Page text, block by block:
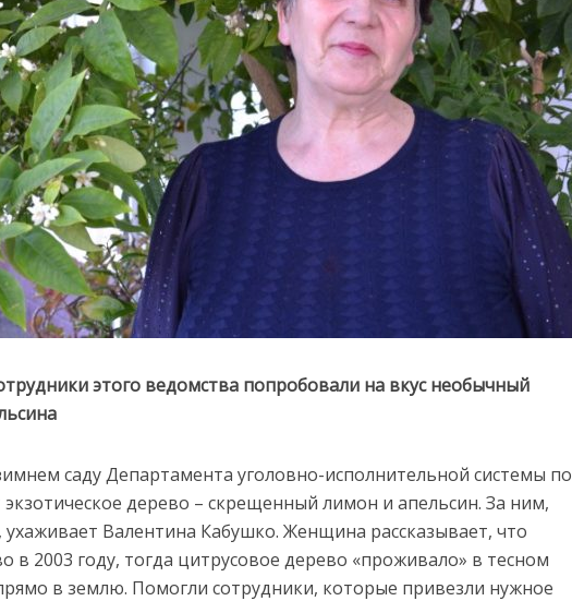
этого ведомства попробовали на вкус необычный
саду Департамента уголовно-исполнительной системы по
экзотическое дерево – скрещенный лимон и апельсин. За ним,
ухаживает Валентина Кабушко. Женщина рассказывает, что
в 2003 году, тогда цитрусовое дерево «проживало» в тесном
в землю. Помогли сотрудники, которые привезли нужное